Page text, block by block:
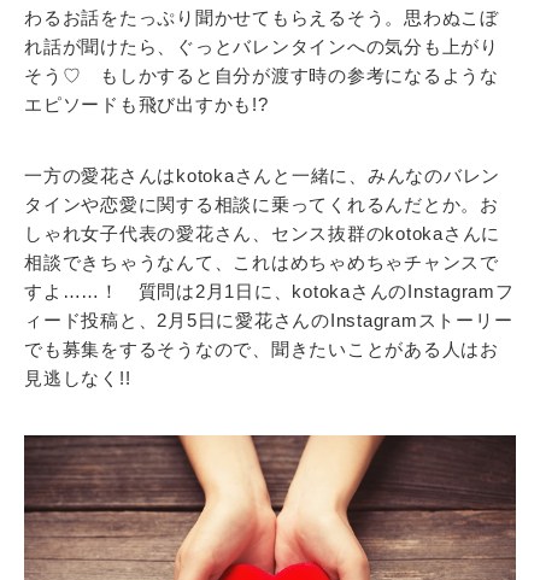
わるお話をたっぷり聞かせてもらえるそう。思わぬこぼ
れ話が聞けたら、ぐっとバレンタインへの気分も上がり
そう♡ もしかすると自分が渡す時の参考になるような
エピソードも飛び出すかも!?
一方の愛花さんはkotokaさんと一緒に、みんなのバレン
タインや恋愛に関する相談に乗ってくれるんだとか。お
しゃれ女子代表の愛花さん、センス抜群のkotokaさんに
相談できちゃうなんて、これはめちゃめちゃチャンスで
すよ……！ 質問は2月1日に、kotokaさんのInstagramフ
ィード投稿と、2月5日に愛花さんのInstagramストーリー
でも募集をするそうなので、聞きたいことがある人はお
見逃しなく!!